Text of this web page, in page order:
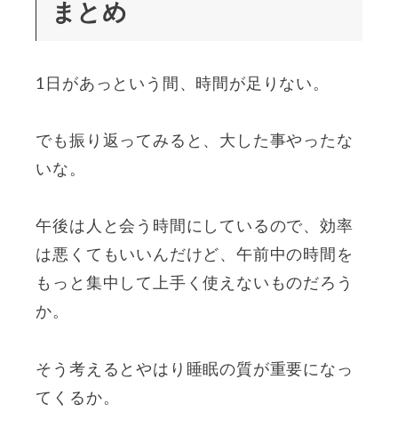
まとめ
1日があっという間、時間が足りない。
でも振り返ってみると、大した事やったな
いな。
午後は人と会う時間にしているので、効率
は悪くてもいいんだけど、午前中の時間を
もっと集中して上手く使えないものだろう
か。
そう考えるとやはり睡眠の質が重要になっ
てくるか。